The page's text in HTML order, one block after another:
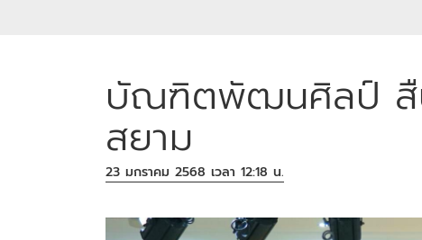
บัณฑิตพัฒนศิลป์ สื
สยาม
23 มกราคม 2568 เวลา 12:18 น.